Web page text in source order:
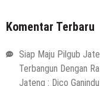
Komentar Terbaru
Siap Maju Pilgub
Terbangun Dengan
Jateng : Dico